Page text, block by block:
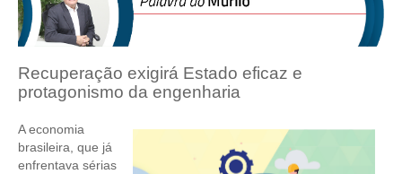
GALERIA EX-PRESIDENTES
ORGANOGRAMA
CRESCE BRASIL
HISTÓRICO E ATUAÇÃO
Recuperação exigirá Estado eficaz e
protagonismo da engenharia
A economia
brasileira, que já
enfrentava sérias